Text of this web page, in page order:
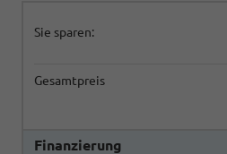
Sie sparen:
Gesamtpreis
Finanzierung